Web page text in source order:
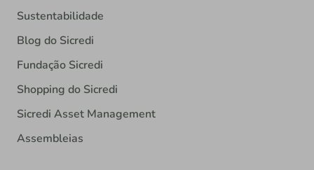
Sustentabilidade
Blog do Sicredi
Fundação Sicredi
Shopping do Sicredi
Sicredi Asset Management
Assembleias